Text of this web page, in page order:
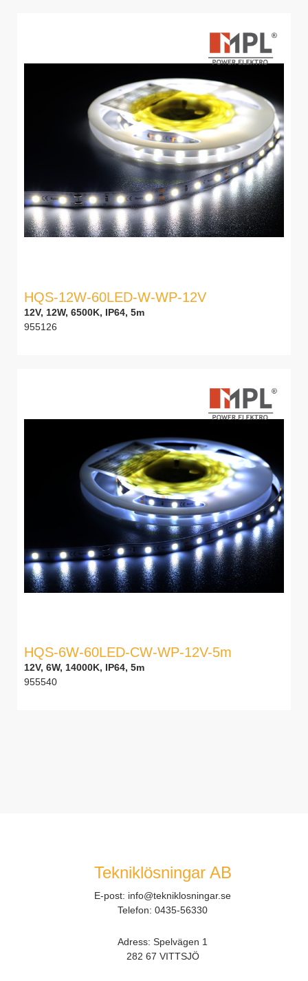
HQS-12W-60LED-W-WP-12V
12V, 12W, 6500K, IP64, 5m
955126
HQS-6W-60LED-CW-WP-12V-5m
12V, 6W, 14000K, IP64, 5m
955540
Tekniklösningar AB
E-post: info@tekniklosningar.se
Telefon: 0435-56330
Adress: Spelvägen 1
282 67 VITTSJÖ